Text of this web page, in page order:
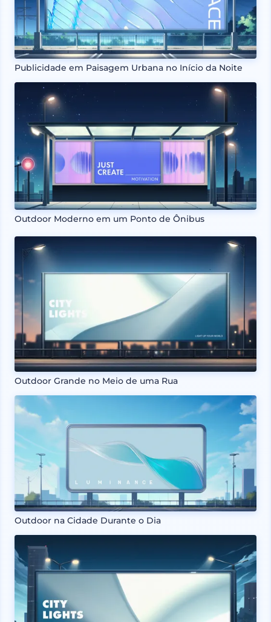
Publicidade em Paisagem Urbana no Início da Noite
Outdoor Moderno em um Ponto de Ônibus
Outdoor Grande no Meio de uma Rua
Outdoor na Cidade Durante o Dia